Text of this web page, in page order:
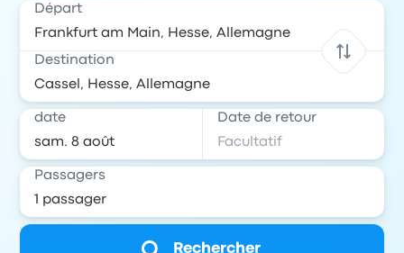
Départ
Destination
date Date de retour
Passagers
Rechercher